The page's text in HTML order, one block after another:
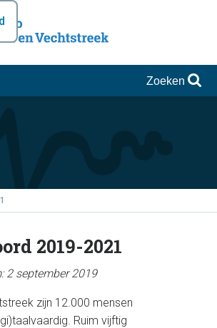
Zoeken
2019-2021
2 september 2019
zijn 12.000 mensen
Ruim vijftig